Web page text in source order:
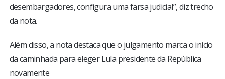
desembargadores, configura uma farsa judicial”, diz trecho
da nota.
Além disso, a nota destaca que o julgamento marca o início
da caminhada para eleger Lula presidente da República
novamente